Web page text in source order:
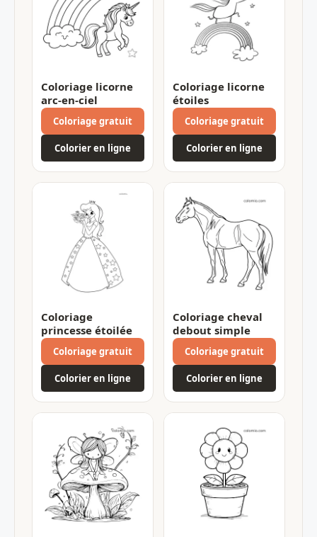
Coloriage licorne
arc-en-ciel
Coloriage gratuit
Colorier en ligne
Coloriage licorne
étoiles
Coloriage gratuit
Colorier en ligne
Coloriage
princesse étoilée
Coloriage gratuit
Colorier en ligne
Coloriage cheval
debout simple
Coloriage gratuit
Colorier en ligne